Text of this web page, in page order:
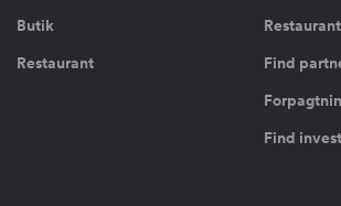
Butik
Restaurant
Find
Find